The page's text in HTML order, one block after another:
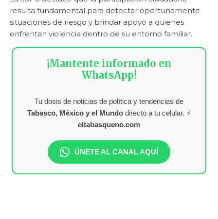
resulta fundamental para detectar oportunamente
situaciones de riesgo y brindar apoyo a quienes
enfrentan violencia dentro de su entorno familiar.
¡Mantente informado en
WhatsApp!
Tu dosis de noticias de política y tendencias de
Tabasco, México y el Mundodirecto a tu celular. ⚡
eltabasqueno.com
ÚNETE AL CANAL AQUÍ